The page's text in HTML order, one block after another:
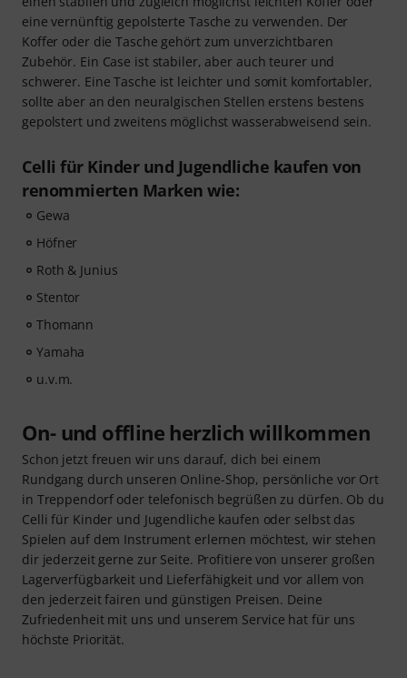
eine vernünftig gepolsterte Tasche zu verwenden. Der
Koffer oder die Tasche gehört zum unverzichtbaren
Zubehör. Ein Case ist stabiler, aber auch teurer und
schwerer. Eine Tasche ist leichter und somit komfortabler,
sollte aber an den neuralgischen Stellen erstens bestens
gepolstert und zweitens möglichst wasserabweisend sein.
Celli für Kinder und Jugendliche kaufen von
renommierten Marken wie:
Gewa
Höfner
Roth & Junius
Stentor
Thomann
Yamaha
u.v.m.
On- und offline herzlich willkommen
Schon jetzt freuen wir uns darauf, dich bei einem
Rundgang durch unseren Online-Shop, persönliche vor Ort
in Treppendorf oder telefonisch begrüßen zu dürfen. Ob du
Celli für Kinder und Jugendliche kaufen oder selbst das
Spielen auf dem Instrument erlernen möchtest, wir stehen
dir jederzeit gerne zur Seite. Profitiere von unserer großen
Lagerverfügbarkeit und Lieferfähigkeit und vor allem von
den jederzeit fairen und günstigen Preisen. Deine
Zufriedenheit mit uns und unserem Service hat für uns
höchste Priorität.